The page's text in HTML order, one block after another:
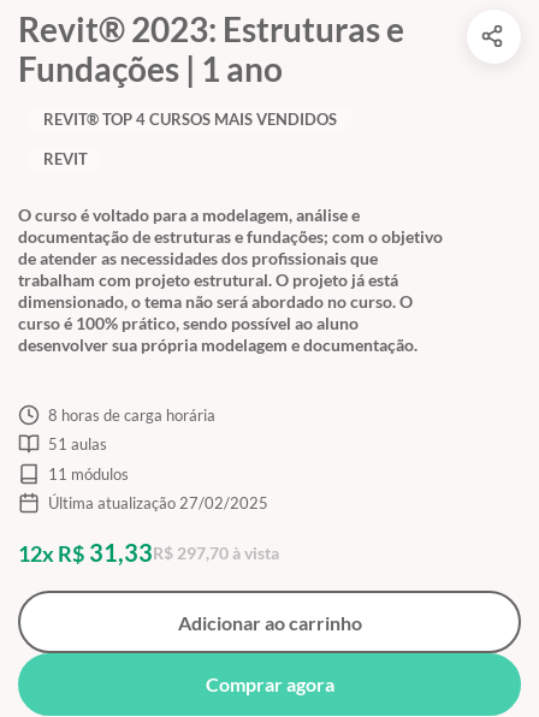
Revit® 2023: Estruturas e
Fundações | 1 ano
O curso é voltado para a modelagem, análise e
documentação de estruturas e fundações; com o objetivo
de atender as necessidades dos profissionais que
trabalham com projeto estrutural. O projeto já está
dimensionado, o tema não será abordado no curso. O
curso é 100% prático, sendo possível ao aluno
desenvolver sua própria modelagem e documentação.
REVIT® TOP 4 CURSOS MAIS VENDIDOS
REVIT
8 horas de carga horária
51 aulas
11 módulos
Última atualização 27/02/2025
12x R$ 31,33R$ 297,70 à vista
Adicionar ao carrinho
Comprar agora